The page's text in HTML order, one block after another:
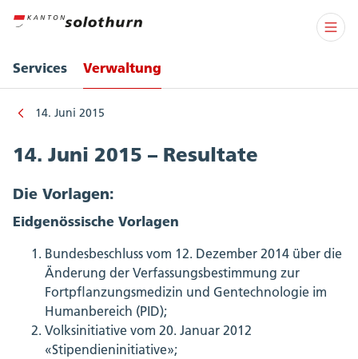
Services Verwaltung
14. Juni 2015
14. Juni 2015 – Resultate
Die Vorlagen:
Eidgenössische Vorlagen
Bundesbeschluss vom 12. Dezember 2014 über die
Änderung der Verfassungsbestimmung zur
Fortpflanzungsmedizin und Gentechnologie im
Humanbereich (PID);
Volksinitiative vom 20. Januar 2012
«Stipendieninitiative»;